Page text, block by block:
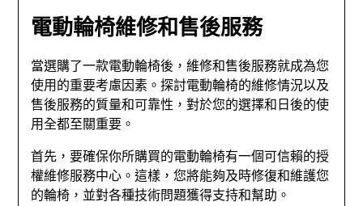
電動輪椅維修和售後服務
當選購了一款電動輪椅後，維修和售後服務就成為您
使用的重要考慮因素。探討電動輪椅的維修情況以及
售後服務的質量和可靠性，對於您的選擇和日後的使
用全都至關重要。
首先，要確保你所購買的電動輪椅有一個可信賴的授
權維修服務中心。這樣，您將能夠及時修復和維護您
的輪椅，並對各種技術問題獲得支持和幫助。